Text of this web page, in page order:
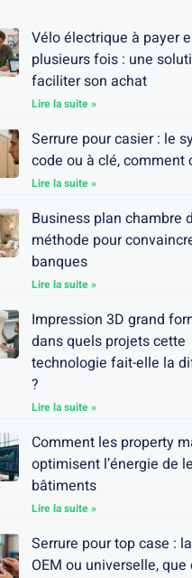
Vélo électrique à payer
plusieurs fois : une
faciliter son achat
Lire la suite »
Serrure pour casier : le
code ou à clé, comment
Lire la suite »
Business plan chambre
méthode pour
banques
Lire la suite »
Impression 3D grand
dans quels projets cette
technologie fait-elle la
?
Lire la suite »
Comment les property
optimisent l’énergie de
bâtiments
Lire la suite »
Serrure pour top case :
OEM ou universelle, que